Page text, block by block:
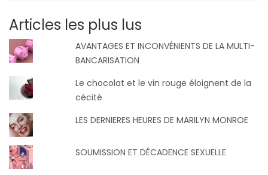
Articles les plus lus
AVANTAGES ET INCONVÉNIENTS DE LA MULTI-
BANCARISATION
Le chocolat et le vin rouge éloignent de la
cécité
LES DERNIERES HEURES DE MARILYN MONROE
SOUMISSION ET DÉCADENCE SEXUELLE